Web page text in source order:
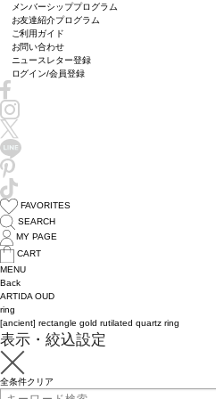
メンバーシッププログラム
お友達紹介プログラム
ご利用ガイド
お問い合わせ
ニュースレター登録
ログイン/会員登録
FAVORITES
SEARCH
MY PAGE
CART
MENU
Back
ARTIDA OUD
ring
[ancient] rectangle gold rutilated quartz ring
表示・絞込設定
全条件クリア